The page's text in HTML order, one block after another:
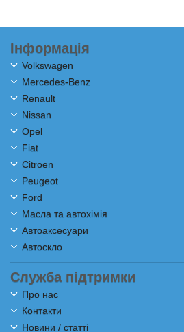
Інформація
Volkswagen
Mercedes-Benz
Renault
Nissan
Opel
Fiat
Citroen
Peugeot
Ford
Масла та автохімія
Автоаксесуари
Автоскло
Служба підтримки
Про нас
Контакти
Новини / статті